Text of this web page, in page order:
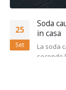
25
Set
Soda
in casa
La soda
secondo